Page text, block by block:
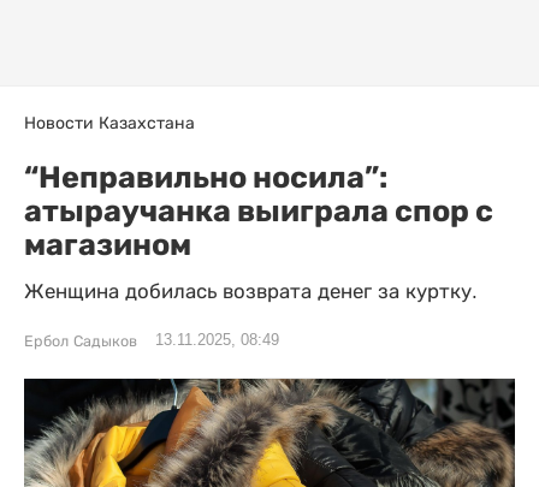
Новости Казахстана
“Неправильно носила”:
атыраучанка выиграла спор с
магазином
Женщина добилась возврата денег за куртку.
Ербол Садыков 13.11.2025, 08:49